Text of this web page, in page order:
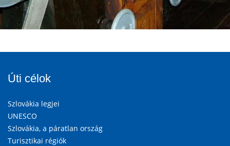
Úti célok
Szlovákia legjei
UNESCO
Szlovákia, a páratlan ország
Turisztikai régiók